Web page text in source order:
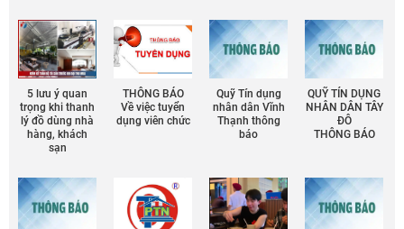
5 lưu ý quan
trọng khi thanh
lý đồ dùng nhà
hàng, khách
sạn
THÔNG BÁO
Về việc tuyển
dụng viên chức
Quỹ Tín dụng
nhân dân Vĩnh
Thạnh thông
báo
QUỸ TÍN DỤNG
NHÂN DÂN TÂY
ĐÔ
THÔNG BÁO